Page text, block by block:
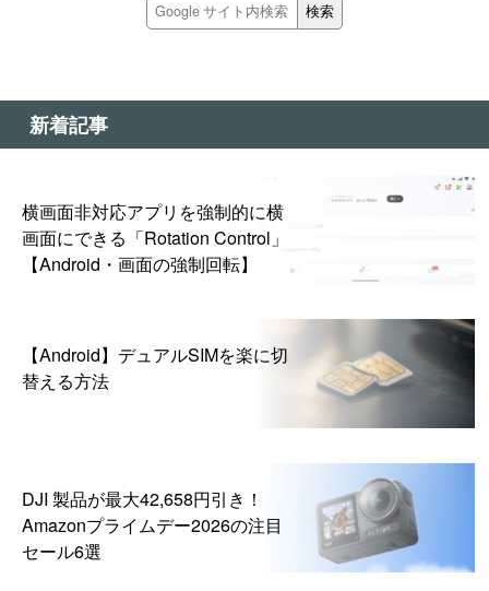
新着記事
横画面非対応アプリを強制的に横
画面にできる「Rotation Control」
【Android・画面の強制回転】
【Android】デュアルSIMを楽に切
替える方法
DJI 製品が最大42,658円引き！
Amazonプライムデー2026の注目
セール6選